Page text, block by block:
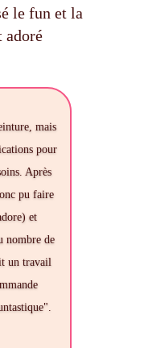
le fun et la
adoré
mais
pour
Après
pu faire
et
nombre de
un travail